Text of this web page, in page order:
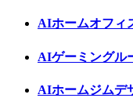
AIホームオフィ
AIゲーミングル
AIホームジムデ